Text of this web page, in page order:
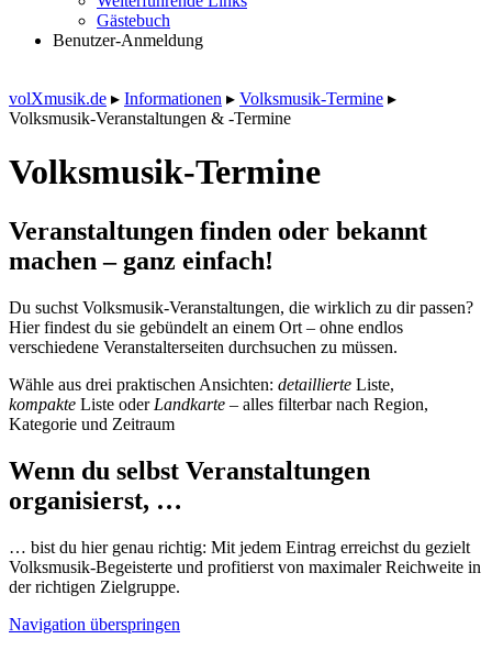
Gästebuch
Benutzer-Anmeldung
volXmusik.de ▸ Informationen ▸ Volksmusik-Termine ▸
Volksmusik-Veranstaltungen & -Termine
Volksmusik-Termine
Veranstaltungen finden oder bekannt
machen – ganz einfach!
Du suchst Volksmusik-Veranstaltungen, die wirklich zu dir passen?
Hier findest du sie gebündelt an einem Ort – ohne endlos
verschiedene Veranstalterseiten durchsuchen zu müssen.
Wähle aus drei praktischen Ansichten: detaillierte Liste,
kompakte Liste oder Landkarte – alles filterbar nach Region,
Kategorie und Zeitraum
Wenn du selbst Veranstaltungen
organisierst, …
… bist du hier genau richtig: Mit jedem Eintrag erreichst du gezielt
Volksmusik-Begeisterte und profitierst von maximaler Reichweite in
der richtigen Zielgruppe.
Navigation überspringen